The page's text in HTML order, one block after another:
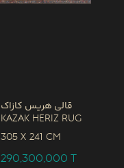
قالی هریس کازاک
Kazak Heriz Rug
305 x 241 CM
290,300,000T